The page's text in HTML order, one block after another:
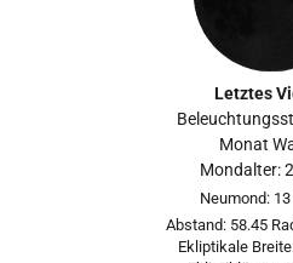
Letztes
Monat
Mondalter:
Neumond:
Abstand: 58.45
Ekliptikale